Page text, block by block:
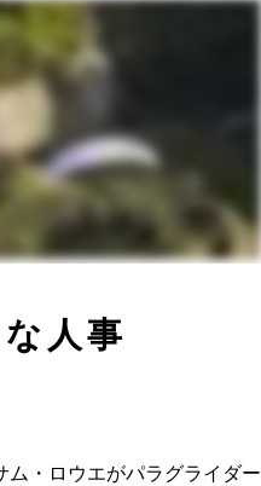
人事
ム・ロウエがパラグライダー